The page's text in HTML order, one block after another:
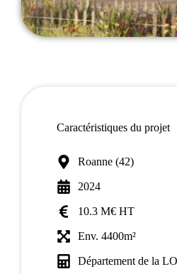
Caractéristiques du projet
Roanne (42)
2024
10.3 M€ HT
Env. 4400m²
Département de la